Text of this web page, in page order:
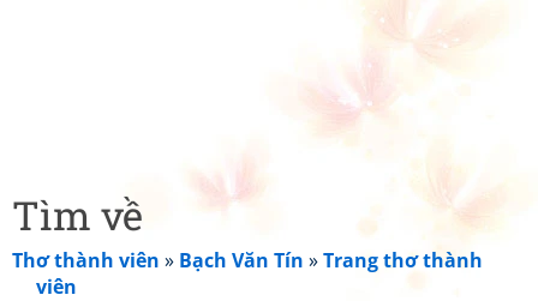
Tìm về
Thơ thành viên » Bạch Văn Tín »Trang thơ thành
viên